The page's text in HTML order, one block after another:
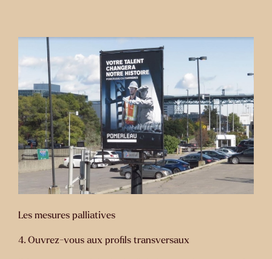
Les mesures palliatives
4. Ouvrez-vous aux profils transversaux